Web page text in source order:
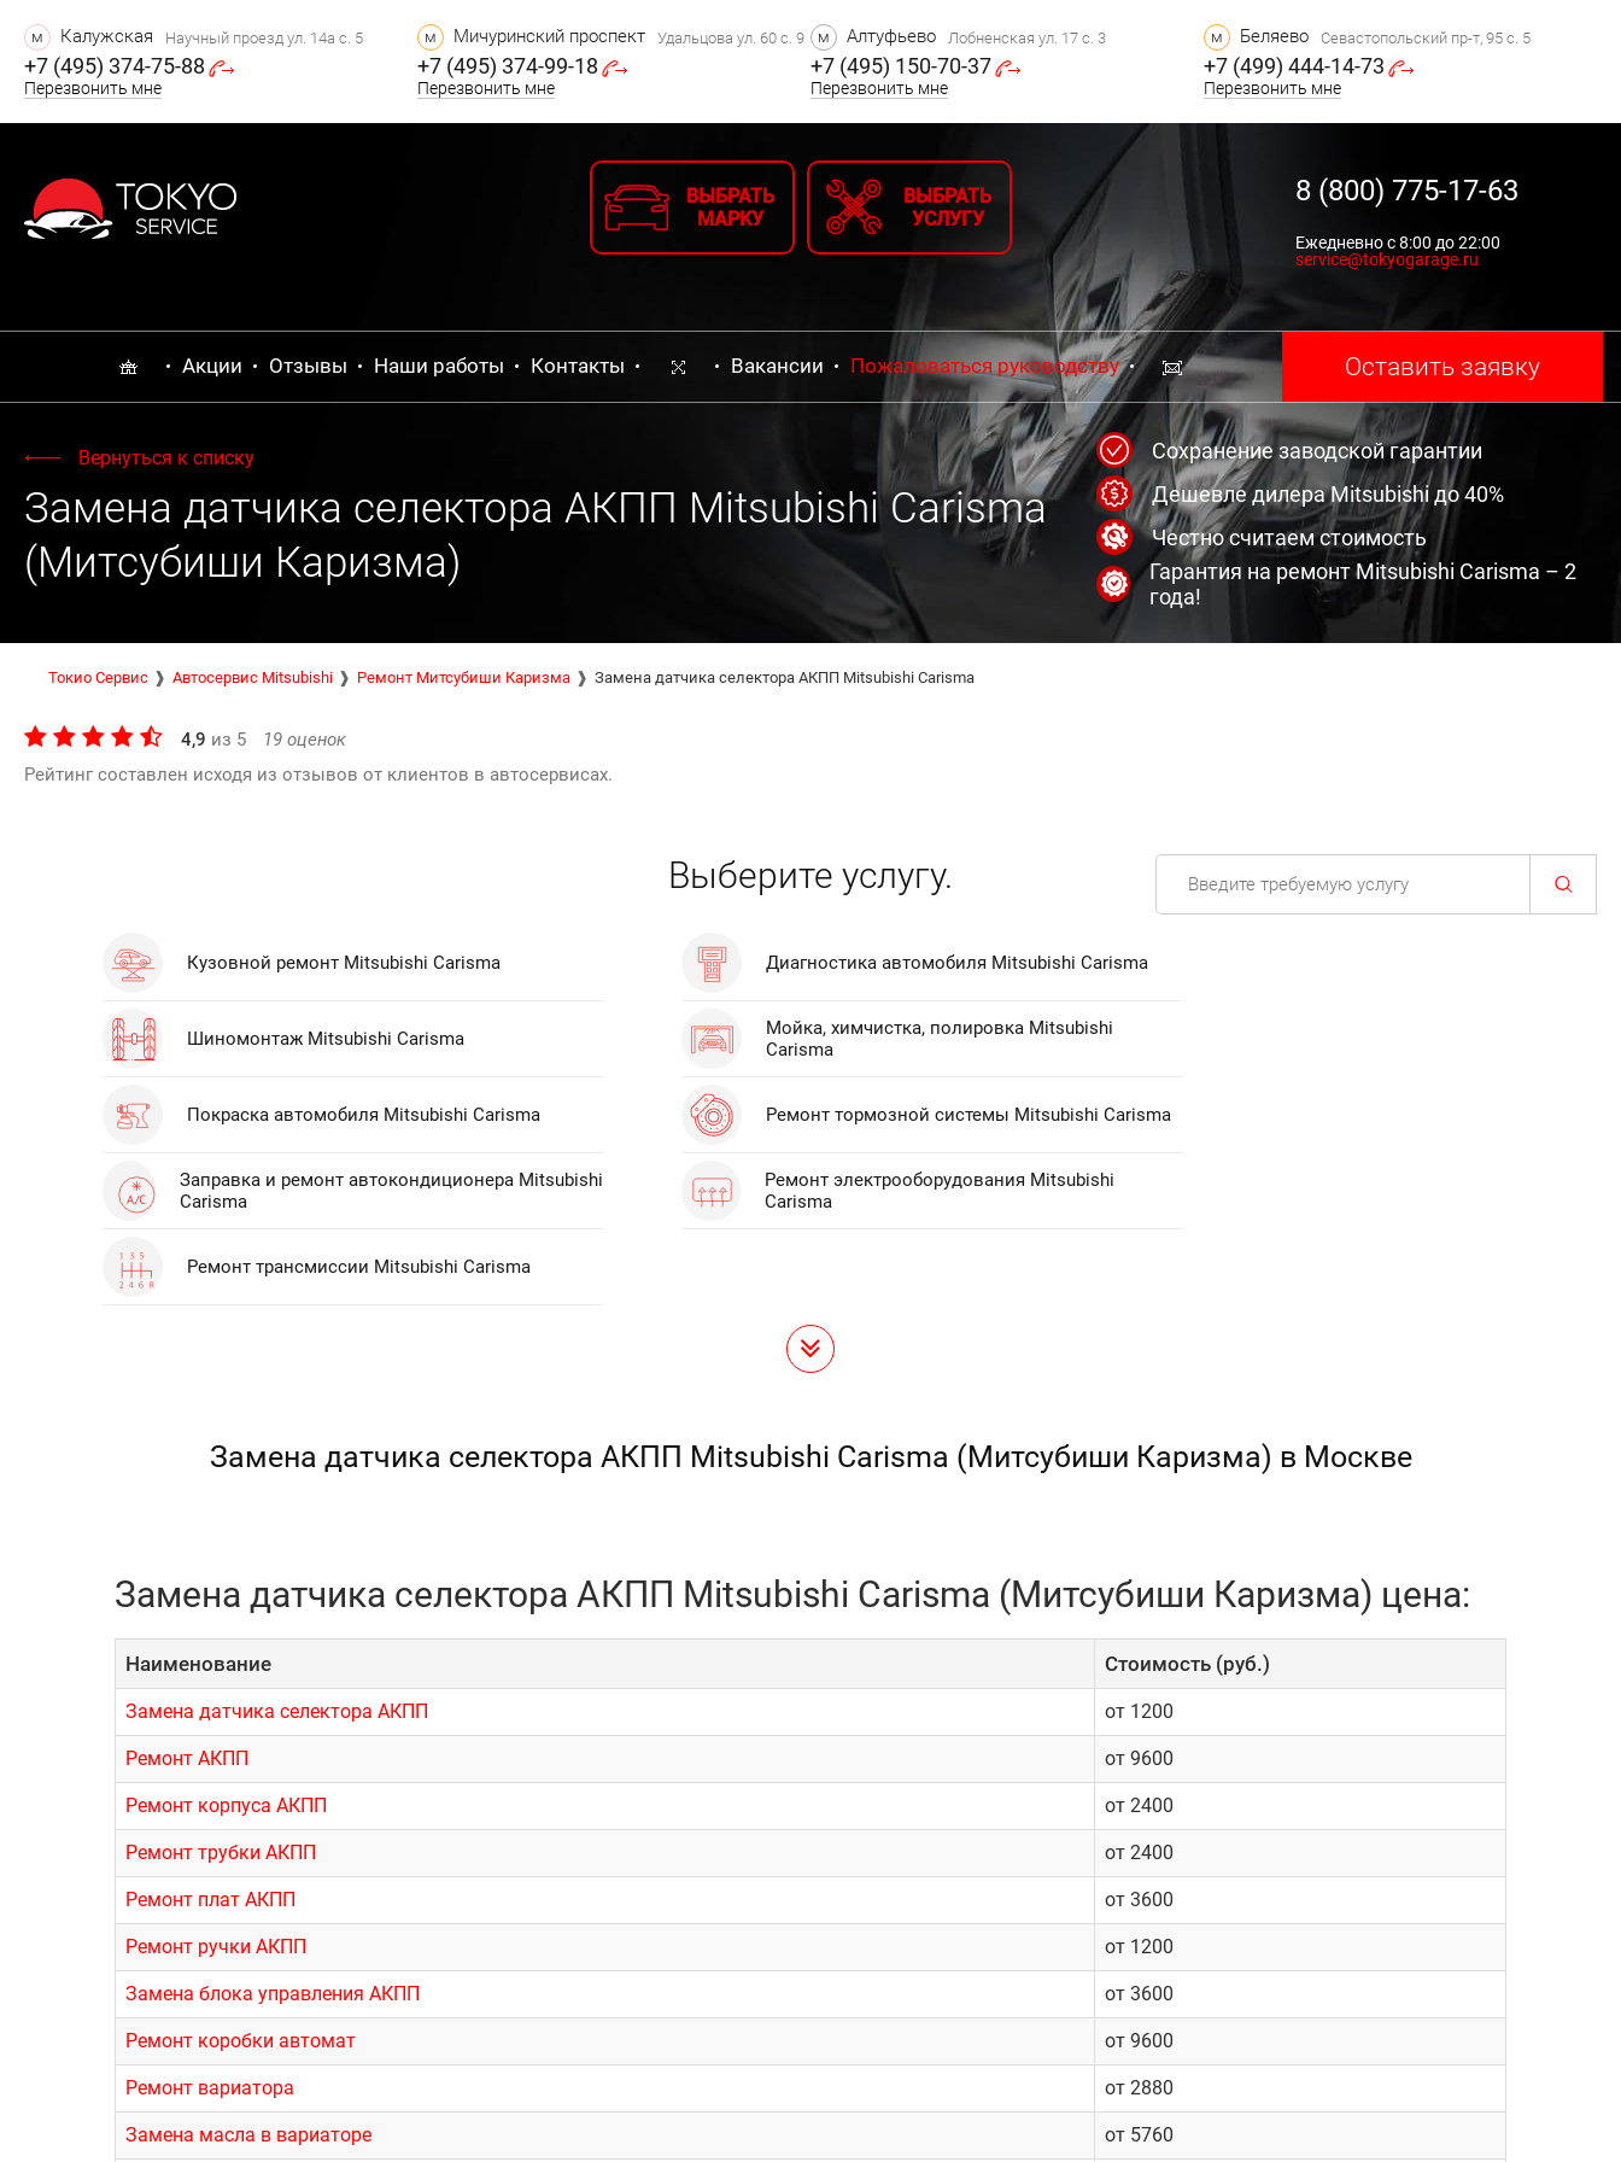
м Калужская Научный проезд ул. 14а с. 5
+7 (495) 374-75-88
Перезвонить мне
м Мичуринский проспект Удальцова ул. 60 с. 9
+7 (495) 374-99-18
Перезвонить мне
м Алтуфьево Лобненская ул. 17 с. 3
+7 (495) 150-70-37
Перезвонить мне
м Беляево Севастопольский пр-т, 95 с. 5
+7 (499) 444-14-73
Перезвонить мне
ВЫБРАТЬ
МАРКУ
ВЫБРАТЬ
УСЛУГУ
8 (800) 775-17-63
Ежедневно с 8:00 до 22:00
service@tokyogarage.ru
Акции Отзывы Наши работы Контакты Вакансии Пожаловаться руководству Оставить заявку
Вернуться к списку
Замена датчика селектора АКПП Mitsubishi Carisma
(Митсубиши Каризма)
Сохранение заводской гарантии
Дешевле дилера Mitsubishi до 40%
Честно считаем стоимость
Гарантия на ремонт Mitsubishi Carisma – 2
года!
Токио Сервис Автосервис Mitsubishi Ремонт Митсубиши Каризма Замена датчика селектора АКПП Mitsubishi Carisma
4,9 из 5 19 оценок
Рейтинг составлен исходя из отзывов от клиентов в автосервисах.
Выберите услугу.
Кузовной ремонт Mitsubishi Carisma Диагностика автомобиля Mitsubishi Carisma
Шиномонтаж Mitsubishi Carisma
Мойка, химчистка, полировка Mitsubishi
Carisma
Покраска автомобиля Mitsubishi Carisma Ремонт тормозной системы Mitsubishi Carisma
Заправка и ремонт автокондиционера Mitsubishi
Carisma
Ремонт электрооборудования Mitsubishi
Carisma
Ремонт трансмиссии Mitsubishi Carisma
Замена датчика селектора АКПП Mitsubishi Carisma (Митсубиши Каризма) в Москве
Замена датчика селектора АКПП Mitsubishi Carisma (Митсубиши Каризма) цена:
Наименование Cтоимость (руб.)
Замена датчика селектора АКПП от 1200
Ремонт АКПП от 9600
Ремонт корпуса АКПП от 2400
Ремонт трубки АКПП от 2400
Ремонт плат АКПП от 3600
Ремонт ручки АКПП от 1200
Замена блока управления АКПП от 3600
Ремонт коробки автомат от 9600
Ремонт вариатора от 2880
Замена масла в вариаторе от 5760